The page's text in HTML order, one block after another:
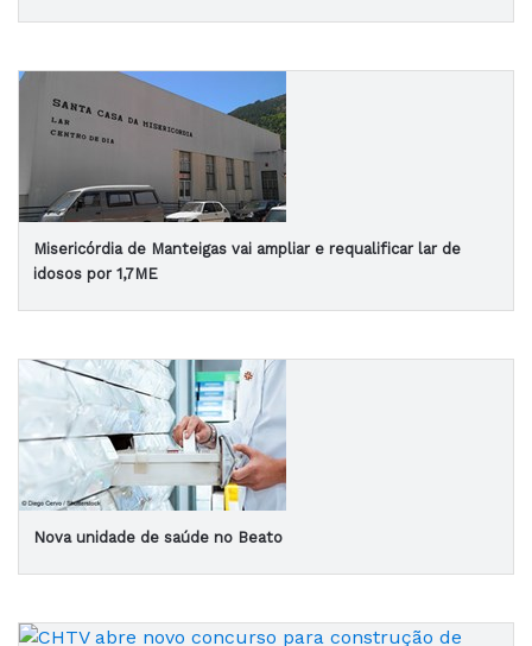
Misericórdia de Manteigas vai ampliar e requalificar lar de
idosos por 1,7ME
Nova unidade de saúde no Beato